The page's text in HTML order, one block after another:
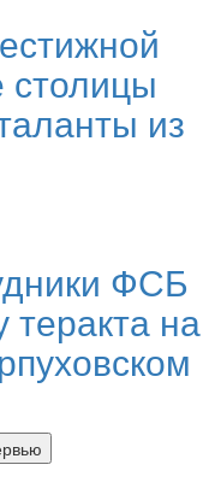
столицы
из
ФСБ
теракта на